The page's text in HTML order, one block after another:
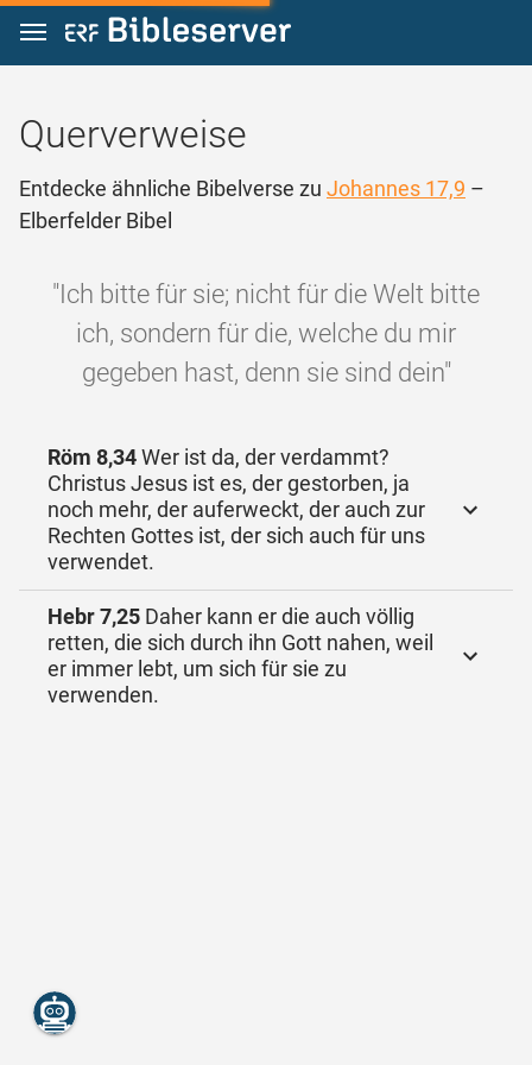
Zum Inhalt springen
Querverweise
Entdecke ähnliche Bibelverse zu Johannes 17,9 –
Elberfelder Bibel
"Ich bitte für sie; nicht für die Welt bitte
ich, sondern für die, welche du mir
gegeben hast, denn sie sind dein"
Röm 8,34Wer ist da, der verdammt?
Christus Jesus ist es, der gestorben, ja
noch mehr, der auferweckt, der auch zur
Rechten Gottes ist, der sich auch für uns
verwendet.
Hebr 7,25 Daher kann er die auch völlig
retten, die sich durch ihn Gott nahen, weil
er immer lebt, um sich für sie zu
verwenden.